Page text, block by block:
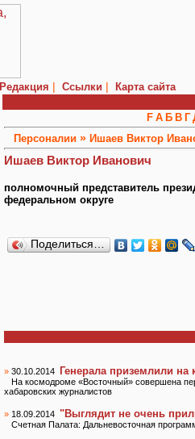
Редакция | Ссылки |
Карта сайта
F А Б В Г
Персоналии » Ишаев Виктор
Ишаев Виктор Иванович
полномочный представитель
федеральном округе
Поделиться…
» 30.10.2014 Генерала приземлили
На космодроме «Восточный» совершена
хабаровских журналистов
» 18.09.2014 "Выглядит не очень
Счетная Палата: Дальневосточная